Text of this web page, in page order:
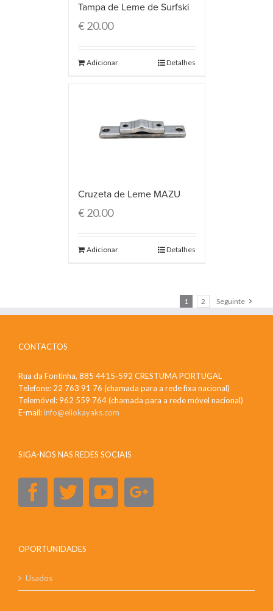
Tampa de Leme de Surfski
€20.00
Adicionar Detalhes
Cruzeta de Leme MAZU
€20.00
Adicionar Detalhes
1 2 Seguinte
CONTACTOS
Rua da Fontinha, 885 4415-592 CRESTUMA PORTUGAL
Telefone: 22 763 91 76 (chamada para a rede fixa nacional)
Telemóvel: 962 559 764 (chamada para a rede móvel nacional)
E-mail:info@eliokayaks.com
SIGA-NOS NAS REDES SOCIAIS
OPORTUNIDADES
Usados